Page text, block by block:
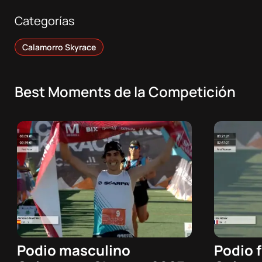
Categorías
Calamorro Skyrace
Best Moments de la Competición
08/08/2026 - 15:07h
Podio masculino
08/08/
Podio